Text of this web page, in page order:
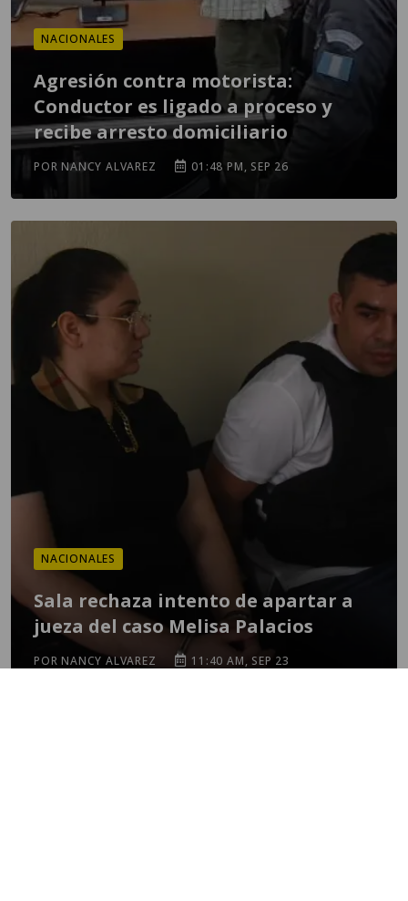
NACIONALES
Agresión contra motorista:
Conductor es ligado a proceso y
recibe arresto domiciliario
POR NANCY ALVAREZ 01:48 PM, SEP 26
NACIONALES
Sala rechaza intento de apartar a
jueza del caso Melisa Palacios
POR NANCY ALVAREZ 11:40 AM, SEP 23